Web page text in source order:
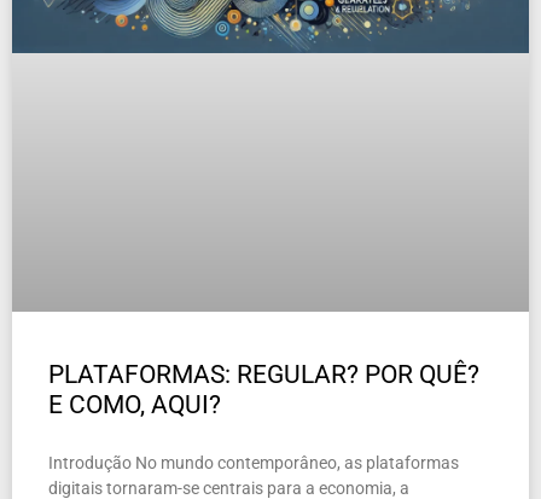
PLATAFORMAS: REGULAR? POR QUÊ?
E COMO, AQUI?
Introdução No mundo contemporâneo, as plataformas
digitais tornaram-se centrais para a economia, a